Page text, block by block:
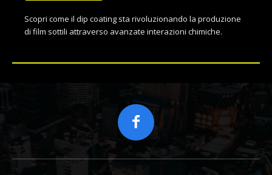
Scopri come il dip coating sta rivoluzionando la produzione
di film sottili attraverso avanzate interazioni chimiche.